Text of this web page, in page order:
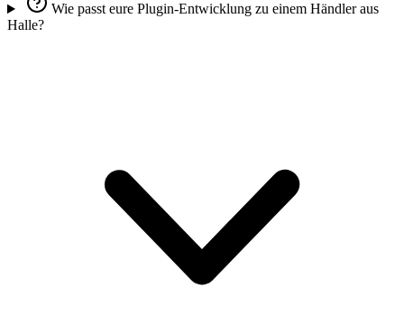
Wie passt eure Plugin-Entwicklung zu einem Händler aus
Halle?